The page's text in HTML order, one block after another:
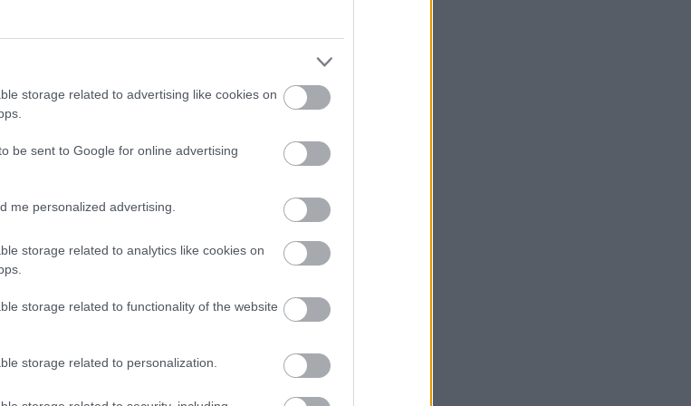
storage related to advertising like cookies on
be sent to Google for online advertising
me personalized advertising.
storage related to analytics like cookies on
storage related to functionality of the website
storage related to personalization.